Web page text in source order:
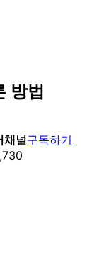
방법
채널구독하기